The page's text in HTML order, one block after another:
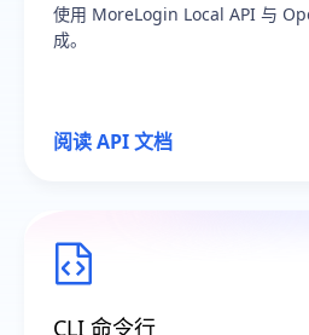
使用 MoreLogin Local API 与
成。
阅读 API 文档
CLI 命令行